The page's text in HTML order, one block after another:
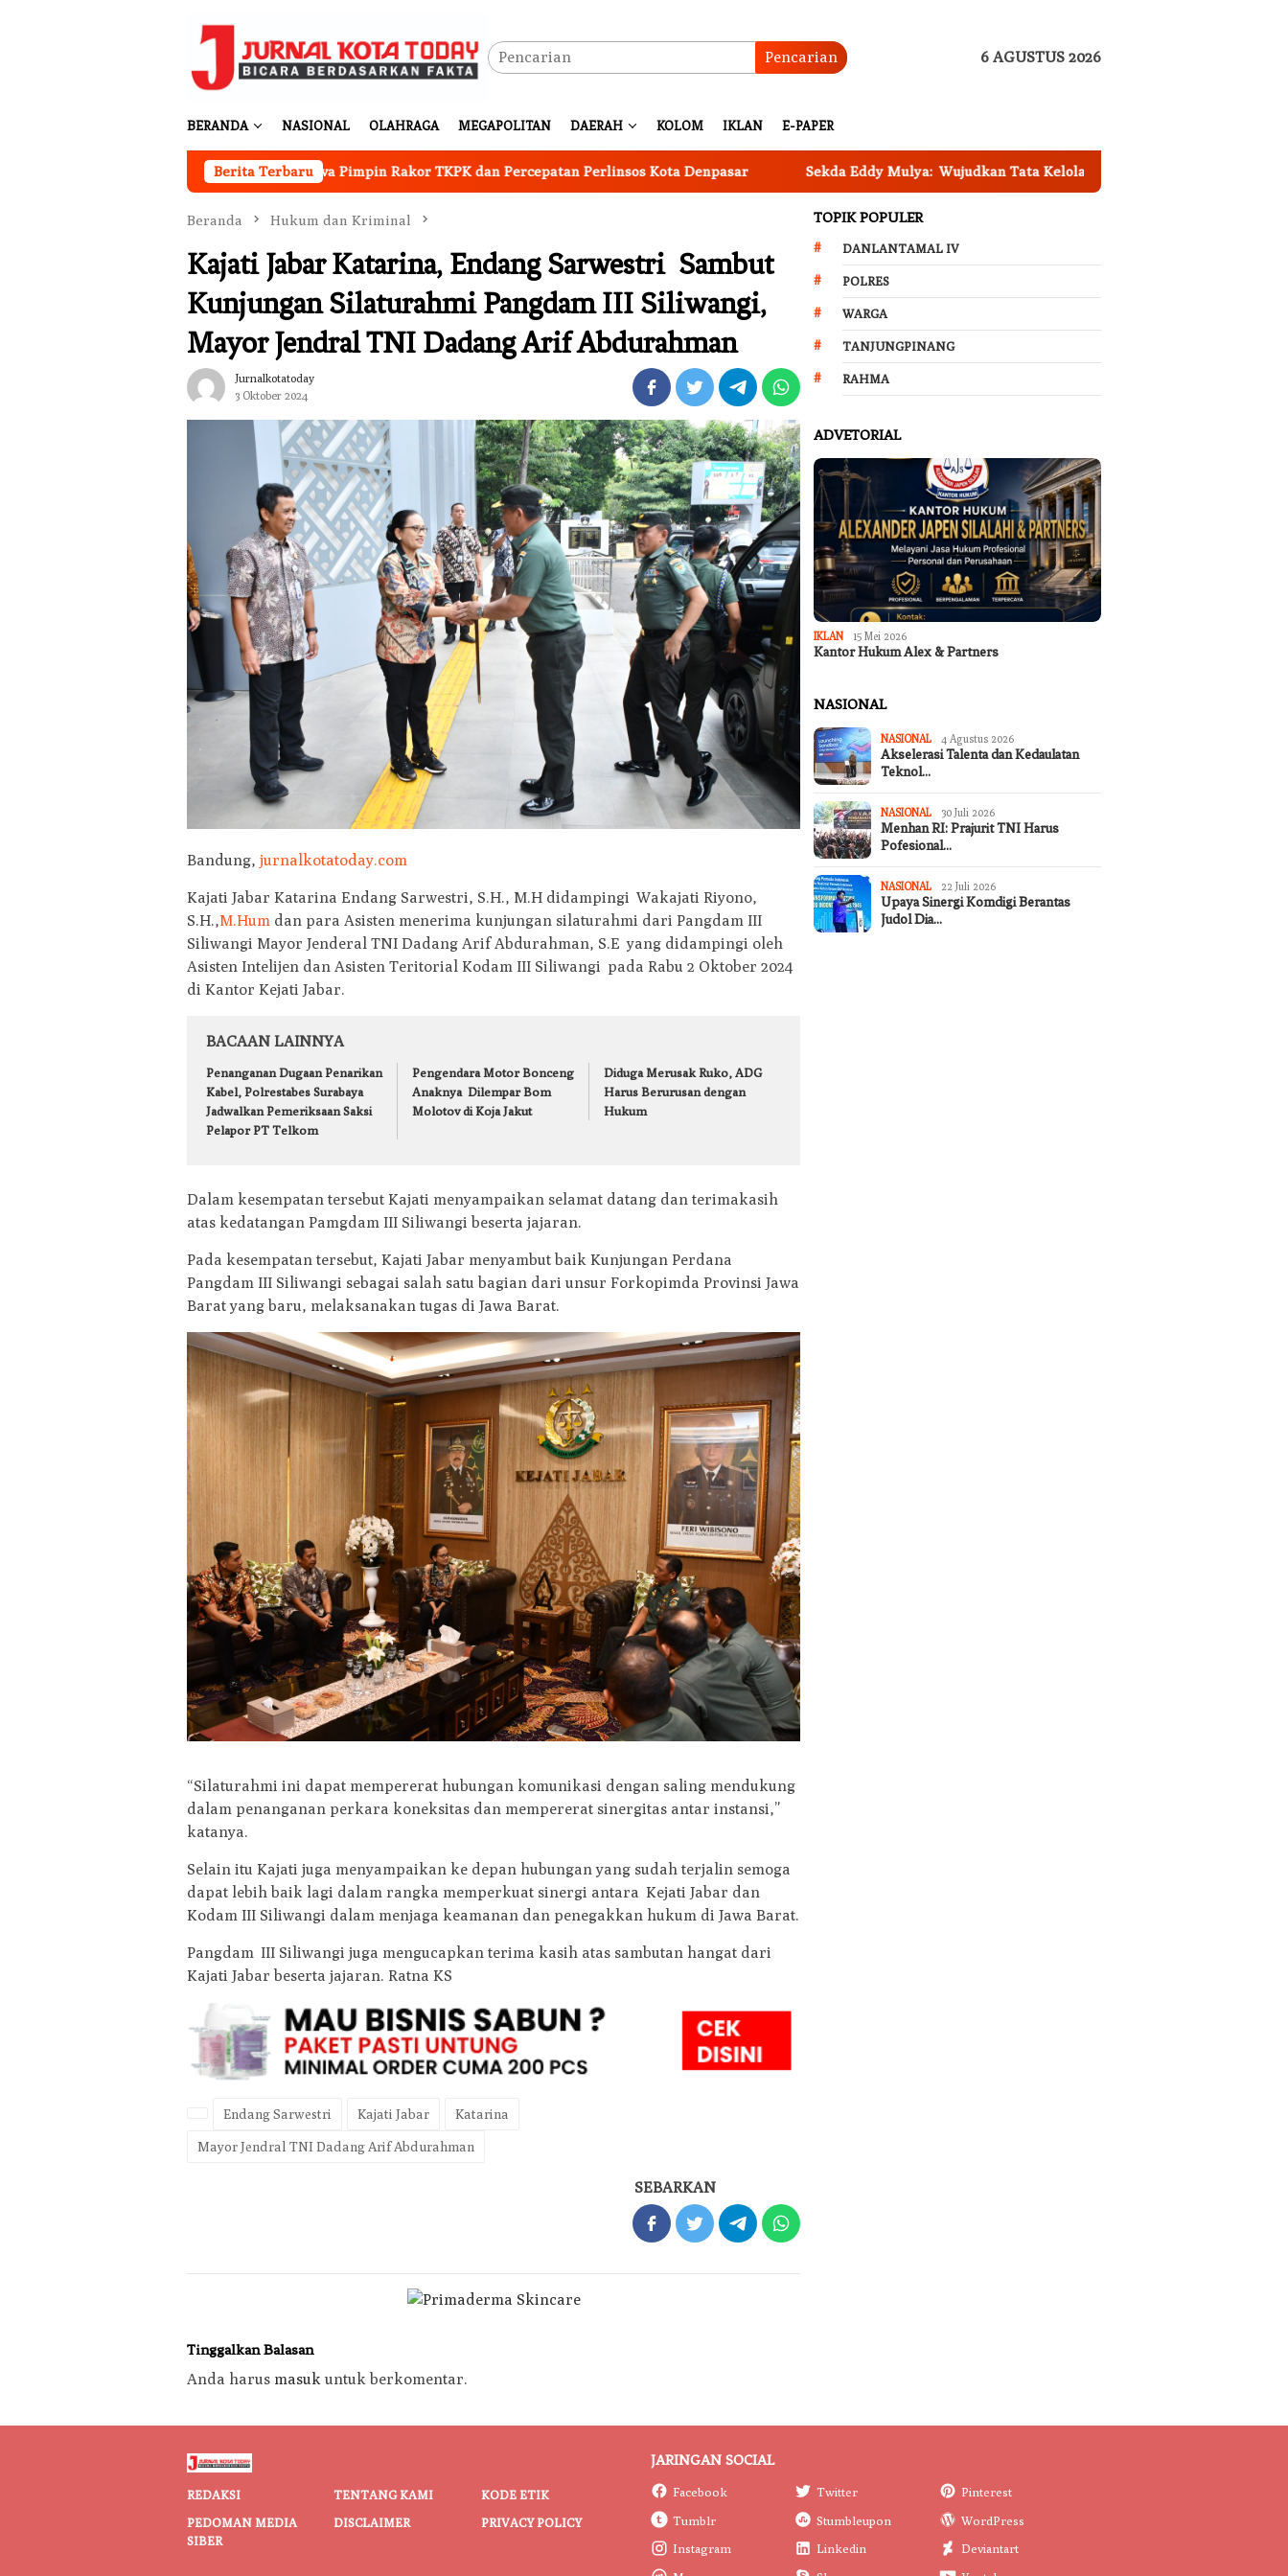
Pencarian 6 AGUSTUS 2026
BERANDA NASIONAL OLAHRAGA MEGAPOLITAN DAERAH KOLOM IKLAN E-PAPER
Berita Terbaru
Wawali Arya Wibawa Pimpin Rakor TKPK dan Percepatan Perlinsos Kota Denpasar Sekda Eddy Mulya: Wujudkan Tata Kelola Keuangan Daerah yang Baik
Beranda Hukum dan Kriminal
Kajati Jabar Katarina, Endang Sarwestri Sambut
Kunjungan Silaturahmi Pangdam III Siliwangi,
Mayor Jendral TNI Dadang Arif Abdurahman
Jurnalkotatoday
3 Oktober 2024
Bandung, jurnalkotatoday.com
Kajati Jabar Katarina Endang Sarwestri, S.H., M.H didampingi Wakajati Riyono,
S.H.,M.Hum dan para Asisten menerima kunjungan silaturahmi dari Pangdam III
Siliwangi Mayor Jenderal TNI Dadang Arif Abdurahman, S.E yang didampingi oleh
Asisten Intelijen dan Asisten Teritorial Kodam III Siliwangi pada Rabu 2 Oktober 2024
di Kantor Kejati Jabar.
BACAAN LAINNYA
Penanganan Dugaan Penarikan
Kabel, Polrestabes Surabaya
Jadwalkan Pemeriksaan Saksi
Pelapor PT Telkom
Pengendara Motor Bonceng
Anaknya Dilempar Bom
Molotov di Koja Jakut
Diduga Merusak Ruko, ADG
Harus Berurusan dengan
Hukum
Dalam kesempatan tersebut Kajati menyampaikan selamat datang dan terimakasih
atas kedatangan Pamgdam III Siliwangi beserta jajaran.
Pada kesempatan tersebut, Kajati Jabar menyambut baik Kunjungan Perdana
Pangdam III Siliwangi sebagai salah satu bagian dari unsur Forkopimda Provinsi Jawa
Barat yang baru, melaksanakan tugas di Jawa Barat.
“Silaturahmi ini dapat mempererat hubungan komunikasi dengan saling mendukung
dalam penanganan perkara koneksitas dan mempererat sinergitas antar instansi,”
katanya.
Selain itu Kajati juga menyampaikan ke depan hubungan yang sudah terjalin semoga
dapat lebih baik lagi dalam rangka memperkuat sinergi antara Kejati Jabar dan
Kodam III Siliwangi dalam menjaga keamanan dan penegakkan hukum di Jawa Barat.
Pangdam III Siliwangi juga mengucapkan terima kasih atas sambutan hangat dari
Kajati Jabar beserta jajaran. Ratna KS
Endang Sarwestri Kajati Jabar Katarina
Mayor Jendral TNI Dadang Arif Abdurahman
SEBARKAN
Tinggalkan Balasan
Anda harus masuk untuk berkomentar.
TOPIK POPULER
DANLANTAMAL IV
POLRES
WARGA
TANJUNGPINANG
RAHMA
ADVETORIAL
IKLAN 15 Mei 2026
Kantor Hukum Alex & Partners
NASIONAL
NASIONAL 4 Agustus 2026
Akselerasi Talenta dan Kedaulatan
Teknol…
NASIONAL 30 Juli 2026
Menhan RI: Prajurit TNI Harus
Pofesional…
NASIONAL 22 Juli 2026
Upaya Sinergi Komdigi Berantas
Judol Dia…
REDAKSI TENTANG KAMI
KODE ETIK
PEDOMAN MEDIA
SIBER
DISCLAIMER PRIVACY POLICY
JARINGAN SOCIAL
Facebook Twitter
Pinterest
Tumblr
Stumbleupon
WordPress
Instagram
Linkedin
Deviantart